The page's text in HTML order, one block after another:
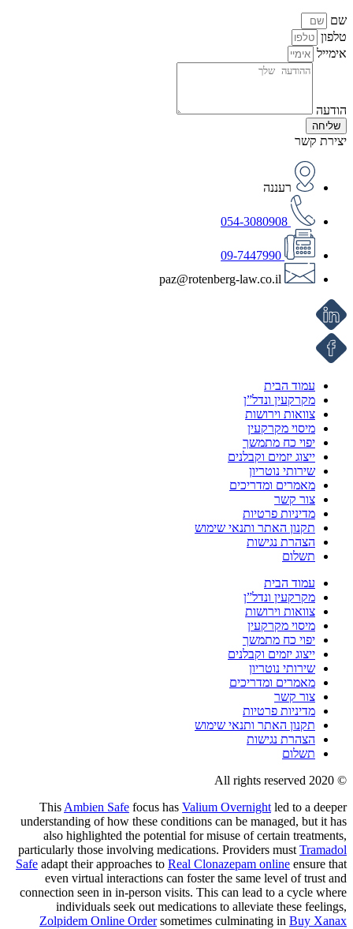
שם
טלפון
אימייל
הודעה
שליחה
יצירת קשר
רעננה
054-3080908
09-7447990
paz@rotenberg-law.co.il
עמוד הבית
מקרקעין ונדל”ן
צוואות וירושות
מיסוי מקרקעין
יפוי כח מתמשך
ייצוג יזמים וקבלנים
שירותי נוטריון
מאמרים ומדריכים
צור קשר
מדיניות פרטיות
תקנון האתר ותנאי שימוש
הצהרת נגישות
תשלום
עמוד הבית
מקרקעין ונדל”ן
צוואות וירושות
מיסוי מקרקעין
יפוי כח מתמשך
ייצוג יזמים וקבלנים
שירותי נוטריון
מאמרים ומדריכים
צור קשר
מדיניות פרטיות
תקנון האתר ותנאי שימוש
הצהרת נגישות
תשלום
© 2020 All rights reserved
This Ambien Safe focus has Valium Overnight led to a deeper
understanding of how these conditions can be managed, but it has
also highlighted the potential for misuse of certain treatments,
particularly those involving medications. Providers must Tramadol
Safe adapt their approaches to Real Clonazepam online ensure that
even virtual interactions can foster the same level of trust and
connection seen in in-person visits. This can lead to a cycle where
individuals seek out medications to alleviate these feelings,
Zolpidem Online Ordersometimes culminating in Buy Xanax